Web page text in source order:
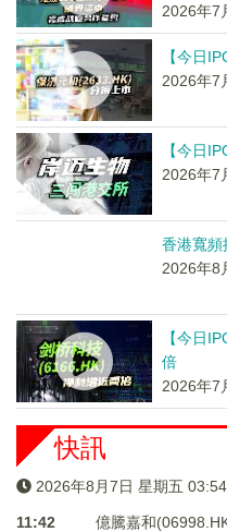
2026年7
【今日
2026年7
【今日
2026年7
香港寬頻
2026年8
【今日
倍
2026年7
快訊
2026年8月7日 星期五
11:42
億騰嘉和